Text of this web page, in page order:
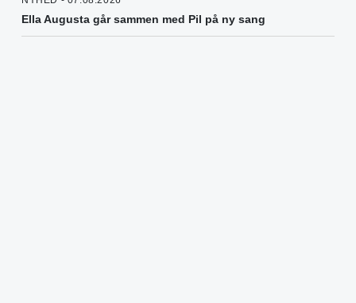
Ella Augusta går sammen med Pil på ny sang